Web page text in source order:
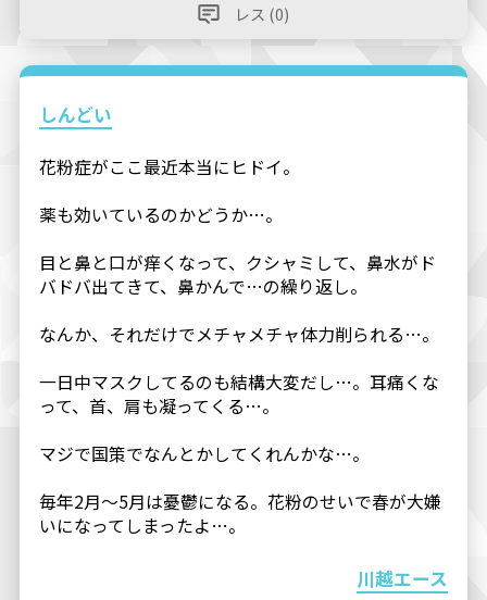
レス (0)
しんどい
花粉症がここ最近本当にヒドイ。
薬も効いているのかどうか…。
目と鼻と口が痒くなって、クシャミして、鼻水がド
バドバ出てきて、鼻かんで…の繰り返し。
なんか、それだけでメチャメチャ体力削られる…。
一日中マスクしてるのも結構大変だし…。耳痛くな
って、首、肩も凝ってくる…。
マジで国策でなんとかしてくれんかな…。
毎年2月〜5月は憂鬱になる。花粉のせいで春が大嫌
いになってしまったよ…。
川越エース